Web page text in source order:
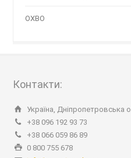
OXBO
Контакти:
Україна, Дніпропетровська
+38 096 192 93 73
+38 066 059 86 89
0 800 755 678